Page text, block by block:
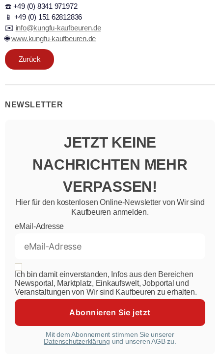
☎️ +49 (0) 8341 971972
📱 +49 (0) 151 62812836
✉️ info@kungfu-kaufbeuren.de
🌐www.kungfu-kaufbeuren.de
Zurück
NEWSLETTER
JETZT KEINE
NACHRICHTEN MEHR
VERPASSEN!
Hier für den kostenlosen Online-Newsletter von Wir sind
Kaufbeuren anmelden.
eMail-Adresse
Ich bin damit einverstanden, Infos aus den Bereichen
Newsportal, Marktplatz, Einkaufswelt, Jobportal und
Veranstaltungen von Wir sind Kaufbeuren zu erhalten.
Mit dem Abonnement stimmen Sie unserer
Datenschutzerklärung und unseren AGB zu.